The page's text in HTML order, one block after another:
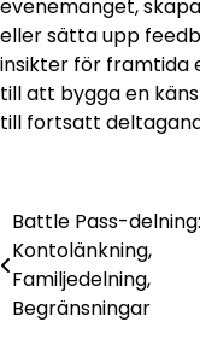
evenemanget,
eller sätta upp
insikter för framtida
till att bygga en
till fortsatt
Post
navigation
Battle Pass-delning:
Kontolänkning,
Familjedelning,
Begränsningar